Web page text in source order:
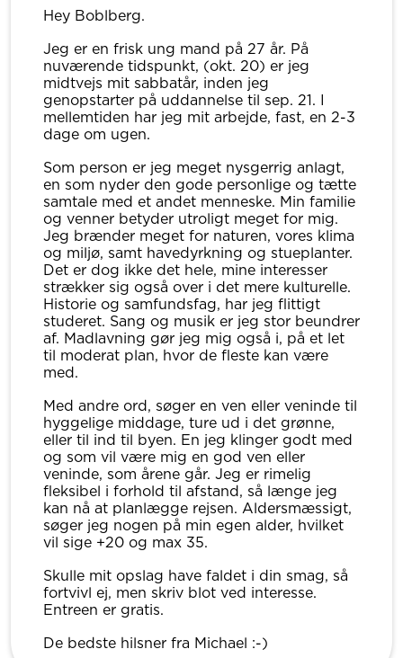
Hey Boblberg.
Jeg er en frisk ung mand på 27 år. På
nuværende tidspunkt, (okt. 20) er jeg
midtvejs mit sabbatår, inden jeg
genopstarter på uddannelse til sep. 21. I
mellemtiden har jeg mit arbejde, fast, en 2-3
dage om ugen.
Som person er jeg meget nysgerrig anlagt,
en som nyder den gode personlige og tætte
samtale med et andet menneske. Min familie
og venner betyder utroligt meget for mig.
Jeg brænder meget for naturen, vores klima
og miljø, samt havedyrkning og stueplanter.
Det er dog ikke det hele, mine interesser
strækker sig også over i det mere kulturelle.
Historie og samfundsfag, har jeg flittigt
studeret. Sang og musik er jeg stor beundrer
af. Madlavning gør jeg mig også i, på et let
til moderat plan, hvor de fleste kan være
med.
Med andre ord, søger en ven eller veninde til
hyggelige middage, ture ud i det grønne,
eller til ind til byen. En jeg klinger godt med
og som vil være mig en god ven eller
veninde, som årene går. Jeg er rimelig
fleksibel i forhold til afstand, så længe jeg
kan nå at planlægge rejsen. Aldersmæssigt,
søger jeg nogen på min egen alder, hvilket
vil sige +20 og max 35.
Skulle mit opslag have faldet i din smag, så
fortvivl ej, men skriv blot ved interesse.
Entreen er gratis.
De bedste hilsner fra Michael :-)